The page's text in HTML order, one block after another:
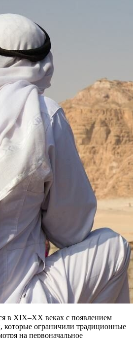
в XIX–XX веках с появлением
которые ограничили традиционные
на первоначальное